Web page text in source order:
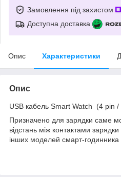
Замовлення під захистом
Доступна доставка
Опис Характеристики
Опис
USB кабель Smart Watch (4 pin
Призначено для зарядки саме
відстань між контактами
інших моделей смарт-годинника